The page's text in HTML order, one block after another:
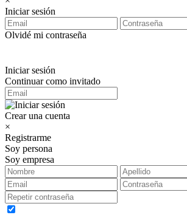
Iniciar sesión
Olvidé mi contraseña
Iniciar sesión
Continuar como invitado
Crear una cuenta
×
Registrarme
Soy persona
Soy empresa